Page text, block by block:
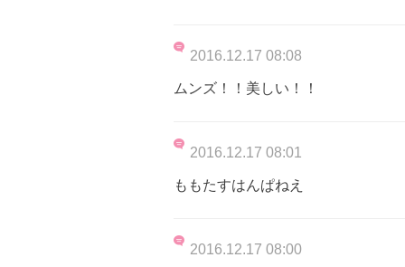
2016.12.17 08:08
ムンズ！！美しい！！
2016.12.17 08:01
ももたすはんぱねえ
2016.12.17 08:00